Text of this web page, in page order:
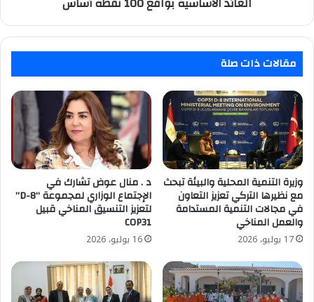
100
أساس
مقالات ذات صلة
وزيرة التنمية المحلية والبيئة تبحث
مع نظيرها التركي تعزيز التعاون
في مجالات التنمية المستدامة
والعمل المناخي
17 يوليو، 2026
د . منال عوض تشارك في
الإجتماع الوزاري لمجموعة “D-8”
لتعزيز التنسيق المناخي قبيل
COP31
16 يوليو، 2026